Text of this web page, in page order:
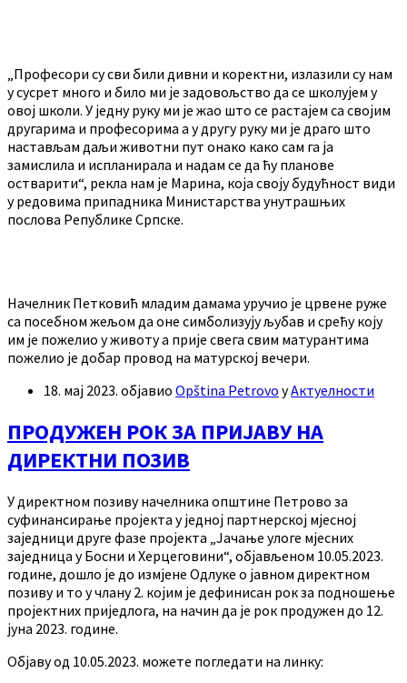
„Професори су сви били дивни и коректни, излазили су нам
у сусрет много и било ми је задовољство да се школујем у
овој школи. У једну руку ми је жао што се растајем са својим
другарима и професорима а у другу руку ми је драго што
настављам даљи животни пут онако како сам га ја
замислила и испланирала и надам се да ћу планове
остварити“, рекла нам је Марина, која своју будућност види
у редовима припадника Министарства унутрашњих
послова Републике Српске.
Начелник Петковић младим дамама уручио је црвене руже
са посебном жељом да оне симболизују љубав и срећу коју
им је пожелио у животу а прије свега свим матурантима
пожелио је добар провод на матурској вечери.
18. мај 2023. објавио Opština Petrovo уАктуелности
ПРОДУЖЕН РОК ЗА ПРИЈАВУ НА
ДИРЕКТНИ ПОЗИВ
У директном позиву начелника општине Петрово за
суфинансирање пројекта у једној партнерској мјесној
заједници друге фазе пројекта „Јачање улоге мјесних
заједница у Босни и Херцеговини“, објављеном 10.05.2023.
године, дошло је до измјене Одлуке о јавном директном
позиву и то у члану 2. којим је дефинисан рок за подношење
пројектних приједлога, на начин да је рок продужен до 12.
јуна 2023. године.
Објаву од 10.05.2023. можете погледати на линку: